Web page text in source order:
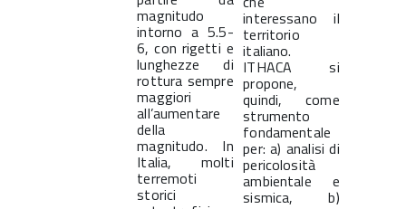
magnitudo
intorno a 5.5-
6, con rigetti e
lunghezze di
rottura sempre
maggiori
all’aumentare
della
magnitudo. In
Italia, molti
terremoti
storici
interessano il
territorio
italiano.
ITHACA si
propone,
quindi, come
strumento
fondamentale
per: a) analisi di
pericolosità
ambientale e
sismica, b)